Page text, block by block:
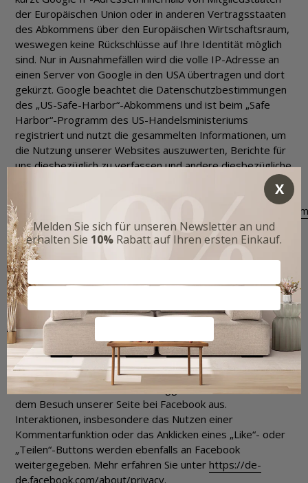
der Europäischen Union oder in anderen Vertragsstaaten
des Abkommens über den Europäischen Wirtschaftsraum,
weswegen keine Rückschlüsse auf Ihre Identität möglich
sind. Nur in Ausnahmefällen wird die volle IP-Adresse an
einen Server von Google in den USA übertragen und dort
gekürzt. Google beachtet die Datenschutzbestimmungen
des „US-Safe-Harbor“-Abkommens und ist beim „Safe
Harbor“-Programm des US-Handelsministeriums
registriert und nutzt die gesammelten Informationen, um
die Nutzung unserer Websites auszuwerten, Berichte für
uns diesbezüglich zu verfassen und andere diesbezügliche
Dienstleistungen an uns zu erbringen. Mehr erfahren Sie
http://www.google.com/intl/de/analytics/
Datenschutzerklärung für Facebook
Unsere Website verwendet Funktionen von Facebook Inc.,
1601 S. California Ave, Palo Alto, CA 94304, USA . Bei
Aufruf unserer Seiten mit Facebook-Plug-Ins wird eine
Verbindung zwischen Ihrem Browser und den Servern von
Facebook aufgebaut. Dabei werden bereits Daten an
Facebook übertragen. Besitzen Sie einen Facebook-
Account, können diese Daten damit verknüpft werden.
Wenn Sie keine Zuordnung dieser Daten zu Ihrem
Facebook-Account wünschen, loggen Sie sich bitte vor
dem Besuch unserer Seite bei Facebook aus.
Interaktionen, insbesondere das Nutzen einer
Kommentarfunktion oder das Anklicken eines „Like“- oder
„Teilen“-Buttons werden ebenfalls an Facebook
weitergegeben. Mehr erfahren Sie unter https://de-
de.facebook.com/about/privacy.